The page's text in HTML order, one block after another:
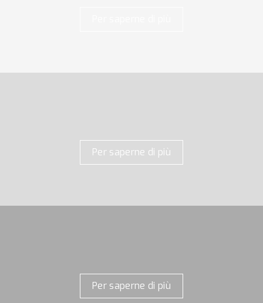
Per saperne di più
Per saperne di più